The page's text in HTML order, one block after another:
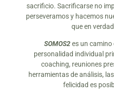
sacrificio. Sacrificarse no
perseveramos y hacemos
que en
SOMOS2es un camino
personalidad individual
coaching, reuniones
herramientas de análisis,
felicidad es